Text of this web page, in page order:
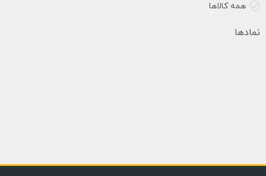
همه کالاها
نمادها